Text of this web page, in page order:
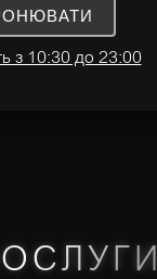
з 10:30 до 23:00